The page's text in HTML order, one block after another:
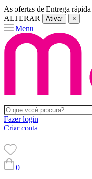
As ofertas de Entrega rápida
ALTERAR
Ativar ×
Menu
Fazer login
Criar conta
0